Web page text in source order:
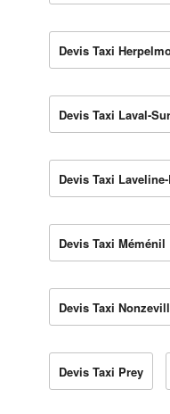
Devis Taxi
Devis Taxi Laval-
Devis Taxi
Devis Taxi Méménil
Devis Taxi
Devis Taxi Prey